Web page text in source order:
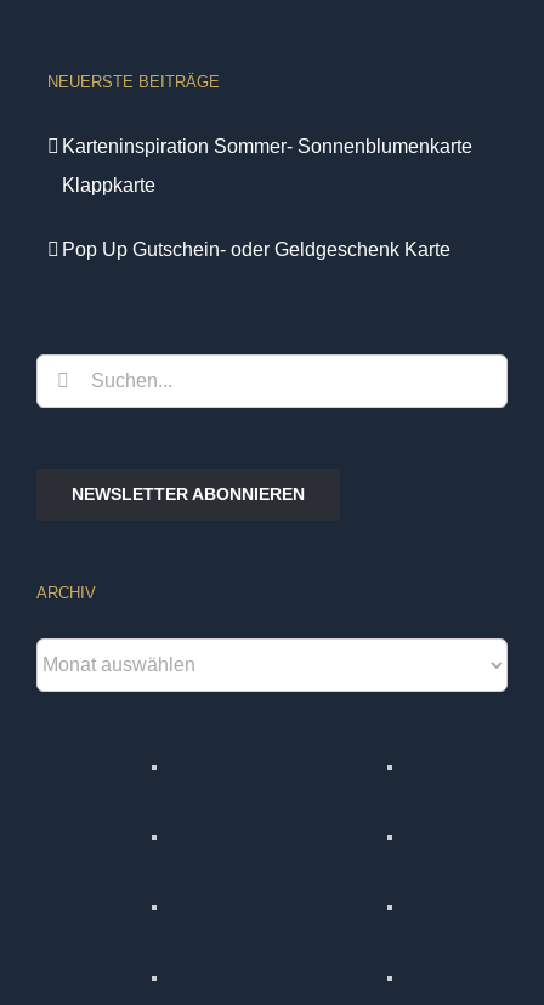
NEUERSTE BEITRÄGE
Karteninspiration Sommer- Sonnenblumenkarte
Klappkarte
Pop Up Gutschein- oder Geldgeschenk Karte
Suche
nach:
NEWSLETTER ABONNIEREN
ARCHIV
Archiv